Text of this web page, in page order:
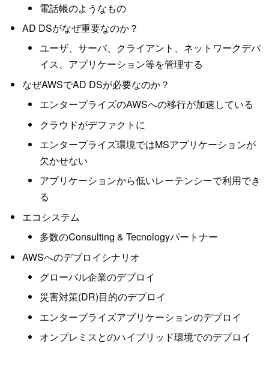
電話帳のようなもの
AD DSがなぜ重要なのか？
ユーザ、サーバ、クライアント、ネットワークデバ
イス、アプリケーション等を管理する
なぜAWSでAD DSが必要なのか？
エンタープライズのAWSへの移行が加速している
クラウドがデファクトに
エンタープライズ環境ではMSアプリケーションが
欠かせない
アプリケーションから低いレーテンシーで利用でき
る
エコシステム
多数のConsulting & Tecnologyパートナー
AWSへのデプロイシナリオ
グローバル企業のデプロイ
災害対策(DR)目的のデプロイ
エンタープライズアプリケーションのデプロイ
オンプレミスとのハイブリッド環境でのデプロイ